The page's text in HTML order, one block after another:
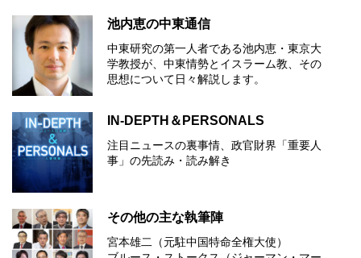
池内恵の中東通信
中東研究の第⼀⼈者である池内恵・東京⼤
学教授が、中東情勢とイスラーム教、その
思想について⽇々解説します。
IN-DEPTH＆PERSONALS
注目ニュースの裏事情、政官財界「重要人
事」の先読み・読み解き
その他の主な執筆陣
宮本雄二（元駐中国特命全権大使）